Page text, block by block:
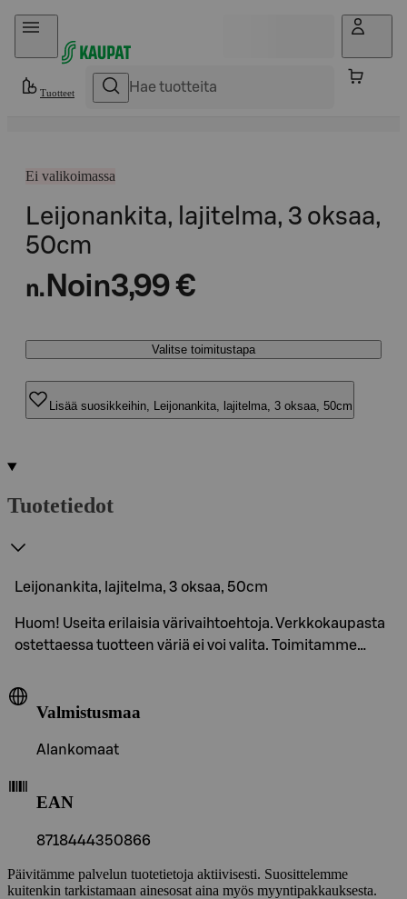
Hyppää sisältöön
Tuotteet
Ei valikoimassa
Leijonankita, lajitelma, 3 oksaa,
50cm
n. Noin3,99 €
Valitse toimitustapa
Lisää suosikkeihin, Leijonankita, lajitelma, 3 oksaa, 50cm
Tuotetiedot
Leijonankita, lajitelma, 3 oksaa, 50cm
Huom! Useita erilaisia värivaihtoehtoja. Verkkokaupasta
ostettaessa tuotteen väriä ei voi valita. Toimitamme…
Valmistusmaa
Alankomaat
EAN
8718444350866
Päivitämme palvelun tuotetietoja aktiivisesti. Suosittelemme
kuitenkin tarkistamaan ainesosat aina myös myyntipakkauksesta.